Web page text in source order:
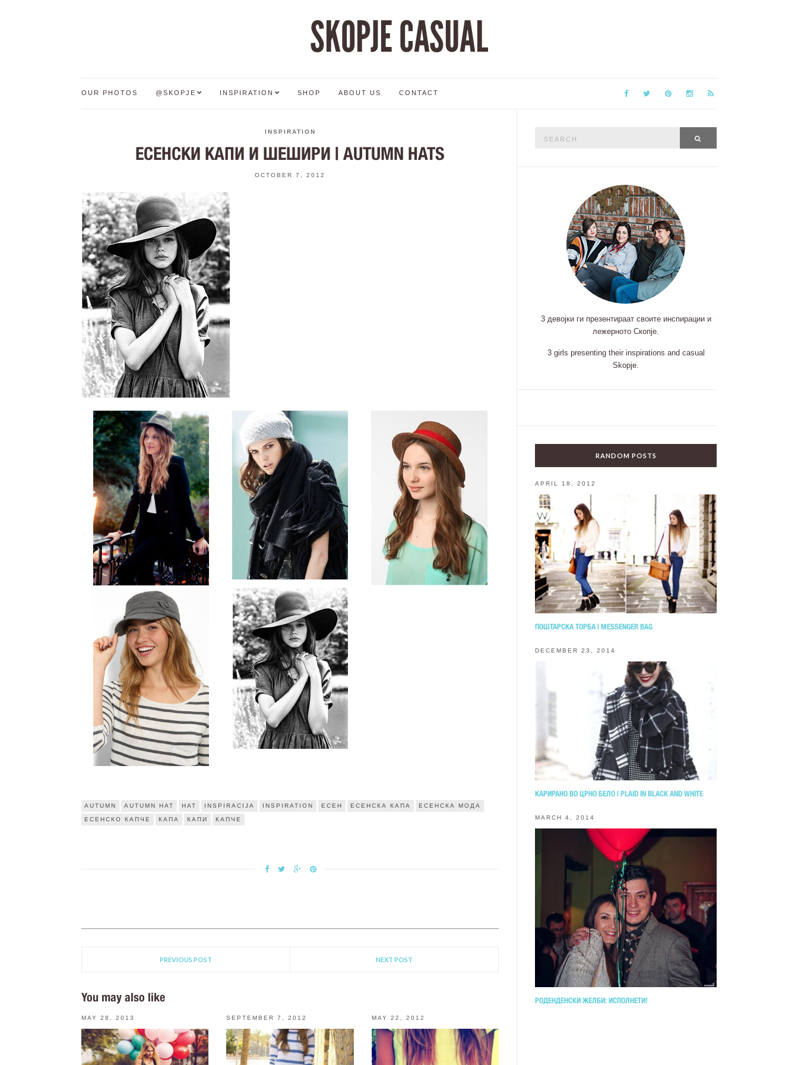
SKOPJE CASUAL
OUR PHOTOS @SKOPJE INSPIRATION SHOP ABOUT US CONTACT
INSPIRATION
ЕСЕНСКИ КАПИ И ШЕШИРИ | AUTUMN HATS
OCTOBER 7, 2012
AUTUMN AUTUMN HAT HAT INSPIRACIJA INSPIRATION ЕСЕН ЕСЕНСКА КАПА ЕСЕНСКА МОДА
ЕСЕНСКО КАПЧЕ КАПА КАПИ КАПЧЕ
PREVIOUS POST NEXT POST
You may also like
MAY 28, 2013 SEPTEMBER 7, 2012 MAY 22, 2012
3 девојки ги презентираат своите инспирации и
лежерното Скопје.
3 girls presenting their inspirations and casual
Skopje.
RANDOM POSTS
APRIL 18, 2012
ПОШТАРСКА ТОРБА | MESSENGER BAG
DECEMBER 23, 2014
КАРИРАНО ВО ЦРНО БЕЛО | PLAID IN BLACK AND WHITE
MARCH 4, 2014
РОДЕНДЕНСКИ ЖЕЛБИ: ИСПОЛНЕТИ!